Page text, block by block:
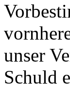
unser
Schuld